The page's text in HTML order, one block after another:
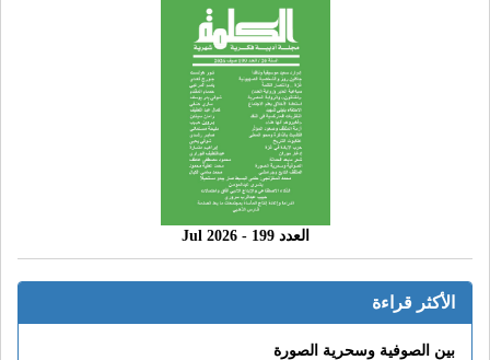
العدد 199 - 2026 Jul
الأكثر قراءة
بين الصوفية وسحرية الصورة